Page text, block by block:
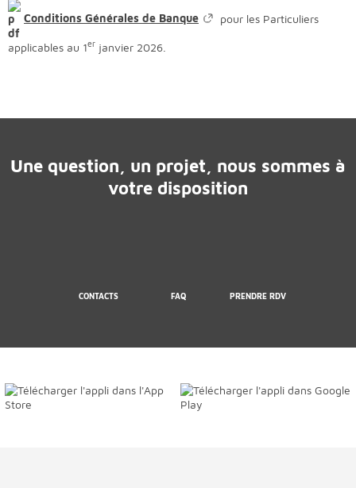
Conditions Générales de Banque
pour les Particuliers
applicables au 1er janvier 2026.
Une question, un projet, nous sommes à
votre disposition
CONTACTS FAQ PRENDRE RDV